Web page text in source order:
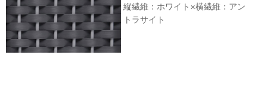
縦繊維：ホワイト×横繊維：アン
トラサイト